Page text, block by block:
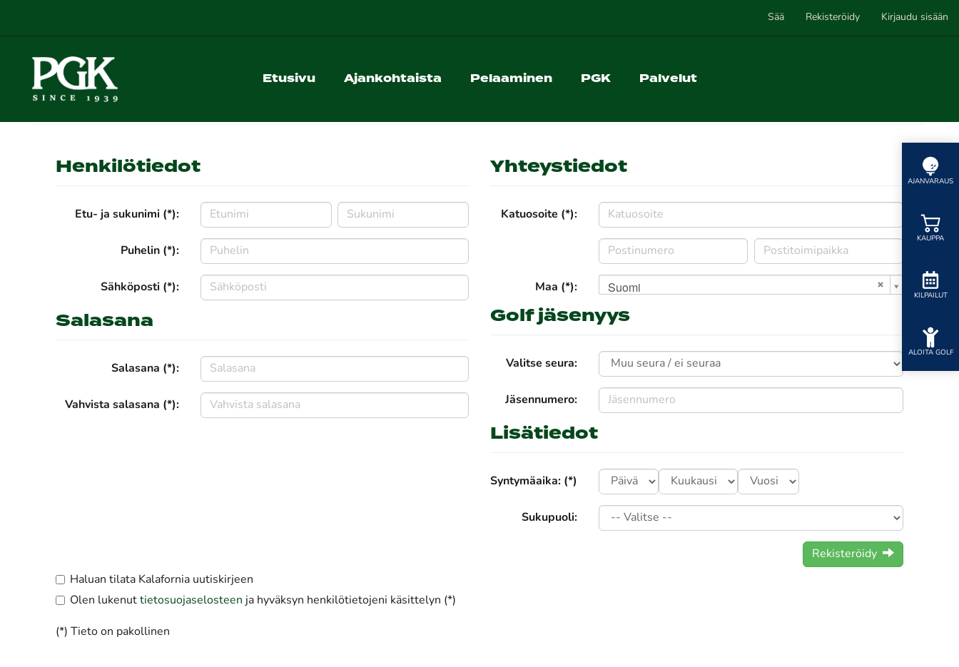
Sää Rekisteröidy Kirjaudu sisään
Etusivu Ajankohtaista Pelaaminen PGK Palvelut
AJANVARAUS
KAUPPA
KILPAILUT
ALOITA GOLF
Henkilötiedot
Etu- ja sukunimi (*):
Puhelin (*):
Sähköposti (*):
Salasana
Salasana (*):
Vahvista salasana (*):
Yhteystiedot
Katuosoite (*):
Maa (*): Suomi
Golf jäsenyys
Valitse seura:
Jäsennumero:
Lisätiedot
Syntymäaika: (*)
Sukupuoli:
Rekisteröidy
Haluan tilata Kalafornia uutiskirjeen
Olen lukenut tietosuojaselosteen ja hyväksyn henkilötietojeni käsittelyn (*)
(*) Tieto on pakollinen